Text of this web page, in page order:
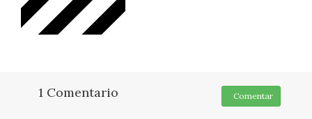
1 Comentario Comentar